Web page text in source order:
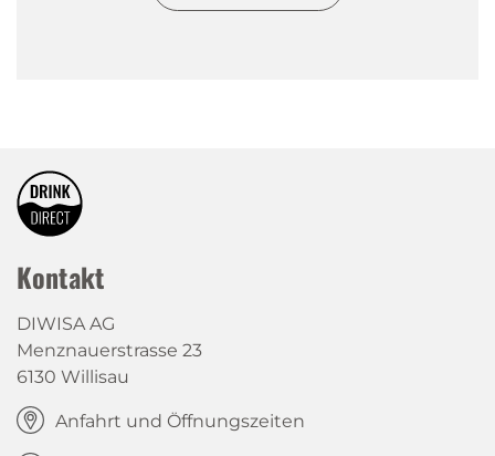
Kontakt
DIWISA AG
Menznauerstrasse 23
6130 Willisau
Anfahrt und Öffnungszeiten